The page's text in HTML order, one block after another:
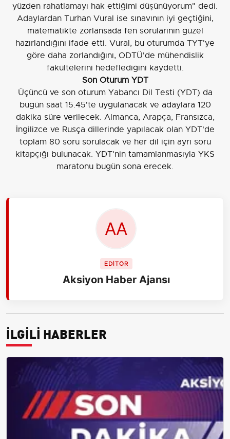
yüzden rahatlamayı hak ettiğimi düşünüyorum" dedi.
Adaylardan Turhan Vural ise sınavının iyi geçtiğini,
matematikte zorlansada fen sorularının güzel
hazırlandığını ifade etti. Vural, bu oturumda TYT'ye
göre daha zorlandığını, ODTÜ'de mühendislik
fakültelerini hedeflediğini kaydetti.
Son Oturum YDT
Üçüncü ve son oturum Yabancı Dil Testi (YDT) da
bugün saat 15.45'te uygulanacak ve adaylara 120
dakika süre verilecek. Almanca, Arapça, Fransızca,
İngilizce ve Rusça dillerinde yapılacak olan YDT'de
toplam 80 soru sorulacak ve her dil için ayrı soru
kitapçığı bulunacak. YDT'nin tamamlanmasıyla YKS
maratonu bugün sona erecek.
EDİTÖR
Aksiyon Haber Ajansı
İLGİLİ HABERLER